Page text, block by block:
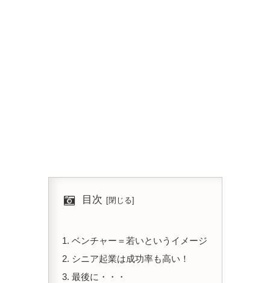
目次
ベンチャー＝若いというイメージ
シニア起業は成功率も高い！
最後に・・・